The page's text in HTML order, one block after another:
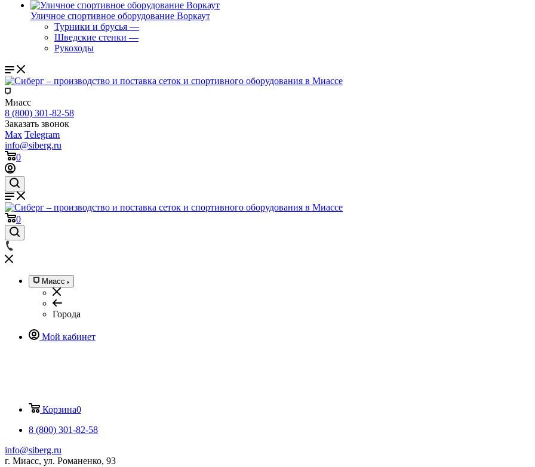
Уличное спортивное оборудование Воркаут
Турники и брусья —
Шведские стенки —
Рукоходы
Миасс
8 (800) 301-82-58
Заказать звонок
Max Telegram
info@siberg.ru
0
0
Миасс
Города
Мой кабинет
Корзина0
8 (800) 301-82-58
info@siberg.ru
г. Миасс, ул. Романенко, 93